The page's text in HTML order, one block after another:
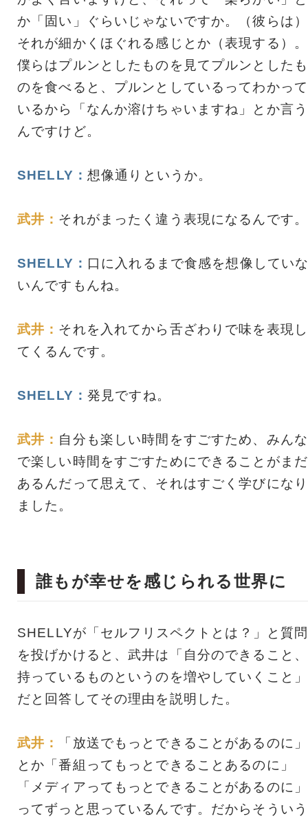
か「固い」ぐらいじゃないですか。（彼らは）
それが細かくほぐれる感じとか（表現する）。
僕らはプルンとしたものを見てプルンとしたも
のを食べると、プルンとしているってわかって
いるから「なんか溶けちゃいますね」とか言う
んですけど。
SHELLY： 想像通りというか。
武井： それがまったく違う表現になるんです。
SHELLY： 口に入れるまで食感を想像してい
いんですもんね。
武井： それを入れてから舌ざわりで味を表現し
てくるんです。
SHELLY： 発見ですね。
武井： 自分も楽しい時間をすごすため、みんな
で楽しい時間をすごすためにできることがまだ
あるんだって思えて、それはすごく学びになり
ました。
誰もが幸せを感じられる世界に
SHELLYが「セルフリスペクトとは？」と質問
を投げかけると、武井は「自分のできること、
持っているものというのを増やしていくこと」
だと回答してその理由を説明した。
武井：
「放送でもっとできることがあるのに」
とか「番組ってもっとできることあるのに」
「メディアってもっとできることがあるのに」
ってずっと思っているんです。だからそういう